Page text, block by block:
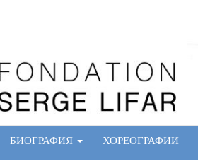
Serge Lifar
БИОГРАФИЯ ХОРЕОГРАФИИ